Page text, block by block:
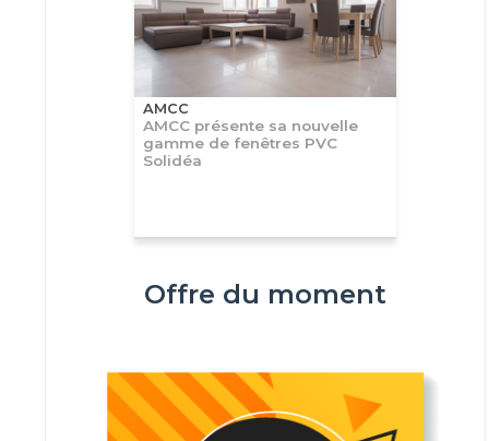
AMCC
AMCC présente sa nouvelle
gamme de fenêtres PVC
Solidéa
Offre du moment